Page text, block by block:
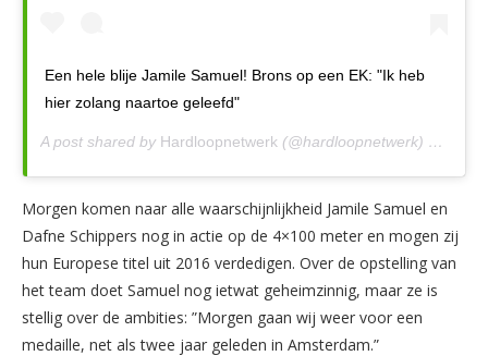
Een hele blije Jamile Samuel! Brons op een EK: "Ik heb
hier zolang naartoe geleefd"
A post shared by Hardloopnetwerk (@hardloopnetwerk) on
Morgen komen naar alle waarschijnlijkheid Jamile Samuel en
Dafne Schippers nog in actie op de 4×100 meter en mogen zij
hun Europese titel uit 2016 verdedigen. Over de opstelling van
het team doet Samuel nog ietwat geheimzinnig, maar ze is
stellig over de ambities: ”Morgen gaan wij weer voor een
medaille, net als twee jaar geleden in Amsterdam.”